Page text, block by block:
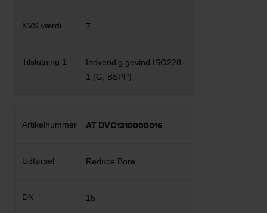
7
Indvendig gevind ISO228-
1 (G, BSPP)
AT DVC1310000016
Reduce Bore
15